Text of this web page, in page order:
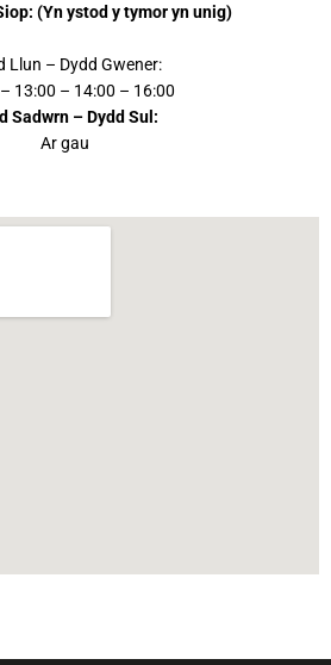
(Yn ystod y tymor yn unig)
Llun – Dydd Gwener:
13:00 – 14:00 – 16:00
Sadwrn – Dydd Sul:
Ar gau